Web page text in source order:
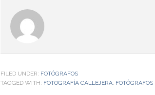
FILED UNDER: FOTÓGRAFOS
TAGGED WITH: FOTOGRAFÍA CALLEJERA, FOTÓGRAFOS